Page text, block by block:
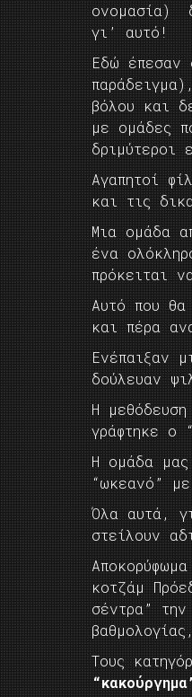
ονομασία)
γι’ αυτό!
Εδώ έπεσαν
βόλου και
με ομάδες
δριμύτεροι
Αγαπητοί
και τις
Μια ομάδα
ένα
πρόκειται
Αυτό που
και πέρα
Ενέπαιξαν
δούλευαν
Η
γράφτηκε ο
Η ομάδα μας
“ωκεανό”
Όλα αυτά,
στείλουν
κοτζάμ
σέντρα”
Τους